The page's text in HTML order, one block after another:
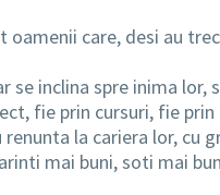
care, desi au
inclina spre inima
fie prin cursuri, fie prin
la cariera lor, cu
mai buni, soti mai